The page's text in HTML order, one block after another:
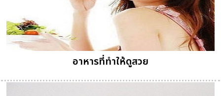
อาหารที่ทำให้ดูสวย